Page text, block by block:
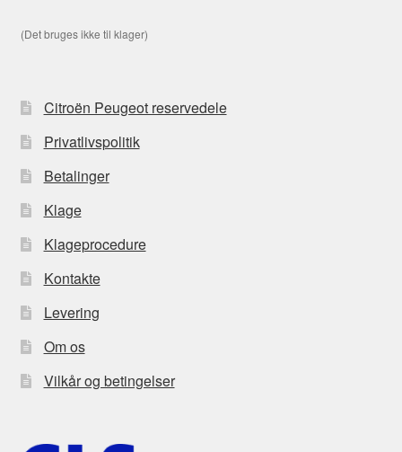
(Det bruges ikke til klager)
Citroën Peugeot reservedele
Privatlivspolitik
Betalinger
Klage
Klageprocedure
Kontakte
Levering
Om os
Vilkår og betingelser